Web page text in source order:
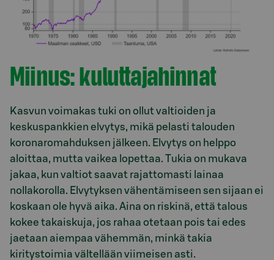
Miinus: kuluttajahinnat
Kasvun voimakas tuki on ollut valtioiden ja
keskuspankkien elvytys, mikä pelasti talouden
koronaromahduksen jälkeen. Elvytys on helppo
aloittaa, mutta vaikea lopettaa. Tukia on mukava
jakaa, kun valtiot saavat rajattomasti lainaa
nollakorolla. Elvytyksen vähentämiseen sen sijaan ei
koskaan ole hyvä aika. Aina on riskinä, että talous
kokee takaiskuja, jos rahaa otetaan pois tai edes
jaetaan aiempaa vähemmän, minkä takia
kiritystoimia vältellään viimeisen asti.